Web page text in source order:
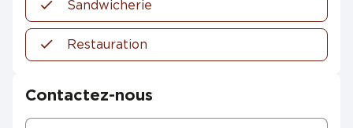
Sandwicherie
Restauration
Contactez-nous